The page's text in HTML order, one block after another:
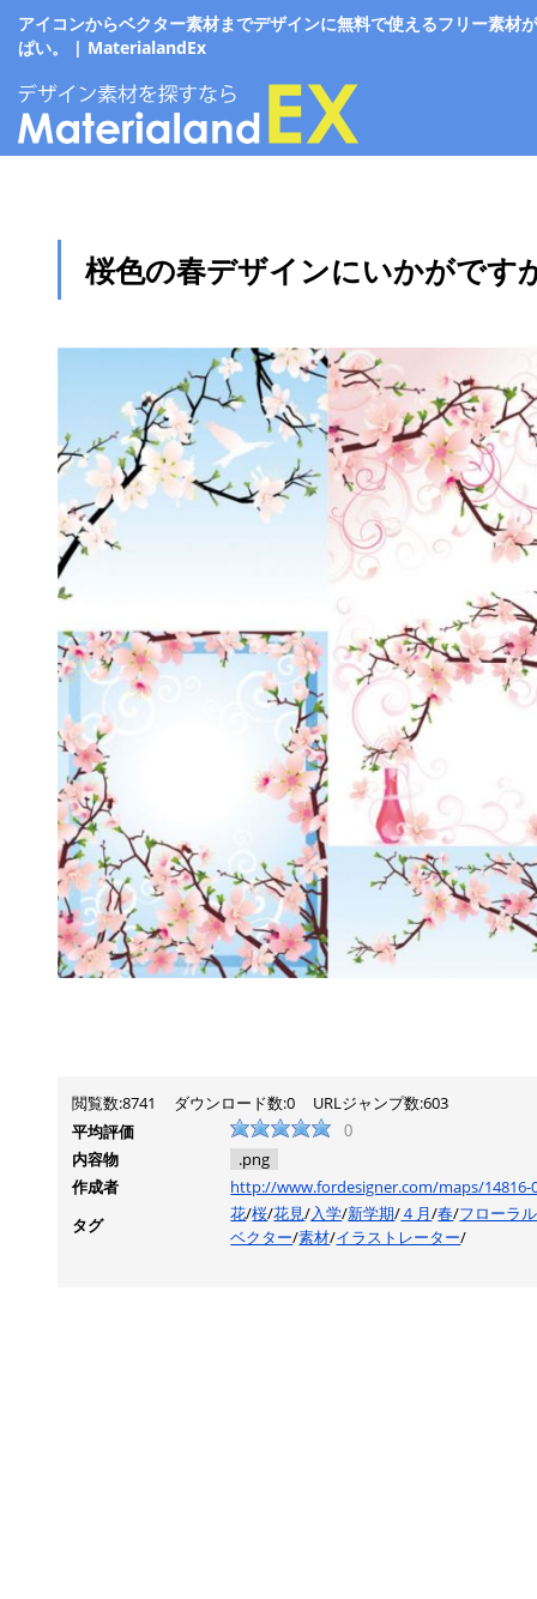
アイコンからベクター素材までデザインに無料で使えるフリー素材
ぱい。 | MaterialandEx
桜色の春デザインにいかがで
閲覧数:8741 ダウンロード数:0
URLジャンプ数:603
平均評価
0
内容物
.png
作成者
http://www.fordesigner.com/maps/14816-
タグ
花/桜/花見/入学/新学期/４月/春/フローラル
ベクター/素材/イラストレーター/